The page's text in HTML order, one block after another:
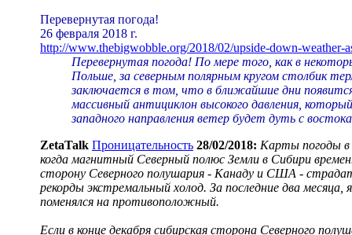
Перевернутая погода!
26 февраля 2018 г.
http://www.thebigwobble.org/2018/02/upside-down-weather-
Перевернутая погода! По мере того, как в
Польше, за северным полярным кругом столбик
заключается в том, что в ближайшие дни
массивный антициклон высокого давления,
западного направления ветер будет дуть с
ZetaTalk Проницательность 28/02/2018: Карты погоды в
когда магнитный Северный полюс Земли в Сибири
сторону Северного полушария - Канаду и США -
рекорды экстремальный холод. За последние два
поменялся на противоположный.
Если в конце декабря сибирская сторона Северного